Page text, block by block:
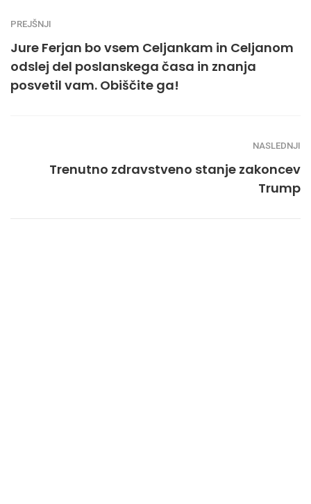
PREJŠNJI
Jure Ferjan bo vsem Celjankam in Celjanom
odslej del poslanskega časa in znanja
posvetil vam. Obiščite ga!
NASLEDNJI
Trenutno zdravstveno stanje zakoncev
Trump